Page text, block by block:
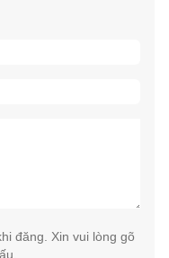
đăng. Xin vui lòng gõ